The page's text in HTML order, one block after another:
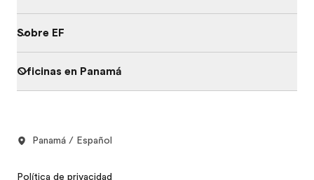
Sobre EF
Oficinas en Panamá
Panamá / Español
Política de privacidad